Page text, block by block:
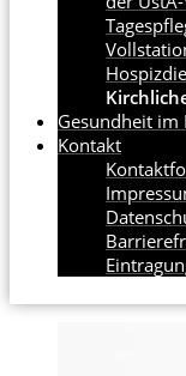
Gesundheit im
Kontakt